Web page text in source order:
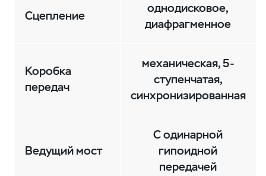
Сцепление
однодисковое,
диафрагменное
Коробка
передач
механическая, 5-
ступенчатая,
синхронизированная
Ведущий мост
С одинарной
гипоидной
передачей